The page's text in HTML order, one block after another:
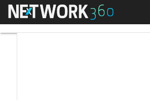
Menu